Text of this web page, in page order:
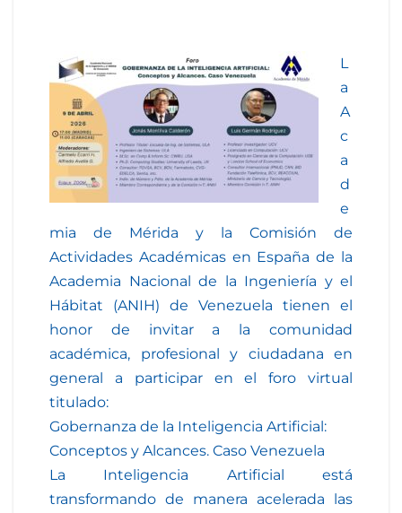
L
a
A
c
a
d
e
mia de Mérida y la Comisión de
Actividades Académicas en España de la
Academia Nacional de la Ingeniería y el
Hábitat (ANIH) de Venezuela tienen el
honor de invitar a la comunidad
académica, profesional y ciudadana en
general a participar en el foro virtual
titulado:
Gobernanza de la Inteligencia Artificial:
Conceptos y Alcances. Caso Venezuela
La Inteligencia Artificial está
transformando de manera acelerada las